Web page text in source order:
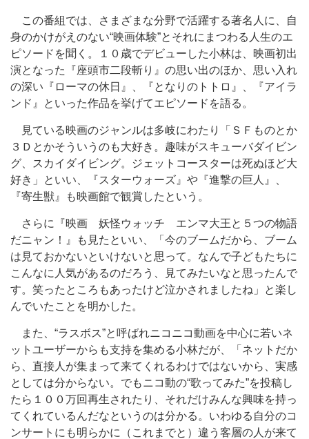
この番組では、さまざまな分野で活躍する著名人に、自
身のかけがえのない“映画体験”とそれにまつわる人生のエ
ピソードを聞く。１０歳でデビューした小林は、映画初出
演となった『座頭市二段斬り』の思い出のほか、思い入れ
の深い『ローマの休日』、『となりのトトロ』、『アイラ
ンド』といった作品を挙げてエピソードを語る。
見ている映画のジャンルは多岐にわたり「ＳＦものとか
３Ｄとかそういうのも大好き。趣味がスキューバダイビン
グ、スカイダイビング。ジェットコースターは死ぬほど大
好き」といい、『スターウォーズ』や『進撃の巨人』、
『寄生獣』も映画館で観賞したという。
さらに『映画 妖怪ウォッチ エンマ大王と５つの物語
だニャン！』も見たといい、「今のブームだから、ブーム
は見ておかないといけないと思って。なんで子どもたちに
こんなに人気があるのだろう、見てみたいなと思ったんで
す。笑ったところもあったけど泣かされましたね」と楽し
んでいたことを明かした。
また、“ラスボス”と呼ばれニコニコ動画を中心に若いネ
ットユーザーからも支持を集める小林だが、「ネットだか
ら、直接人が集まって来てくれるわけではないから、実感
としては分からない。でもニコ動の“歌ってみた”を投稿し
たら１００万回再生されたり、それだけみんな興味を持っ
てくれているんだなというのは分かる。いわゆる自分のコ
ンサートにも明らかに（これまでと）違う客層の人が来て